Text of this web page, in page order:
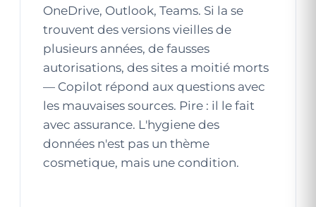
OneDrive, Outlook, Teams. Si la se
trouvent des versions vieilles de
plusieurs années, de fausses
autorisations, des sites a moitié morts
— Copilot répond aux questions avec
les mauvaises sources. Pire : il le fait
avec assurance. L'hygiene des
données n'est pas un thème
cosmetique, mais une condition.